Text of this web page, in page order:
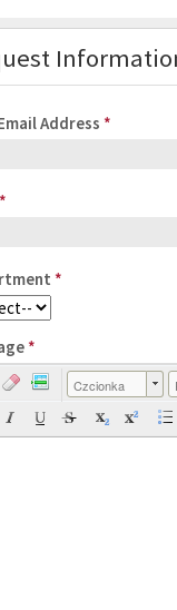
Address *
*
*
*
Czcionka